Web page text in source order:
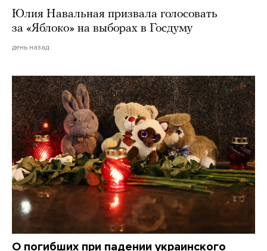
Юлия Навальная призвала голосовать
за «Яблоко» на выборах в Госдуму
день назад
О погибших при падении украинского